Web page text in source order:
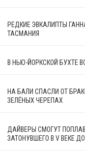
РЕДКИЕ ЭВКАЛИПТЫ
ТАСМАНИЯ
В НЬЮ-ЙОРКСКОЙ БУХТЕ
НА БАЛИ СПАСЛИ ОТ
ЗЕЛЁНЫХ ЧЕРЕПАХ
ДАЙВЕРЫ СМОГУТ
ЗАТОНУВШЕГО В V ВЕКЕ